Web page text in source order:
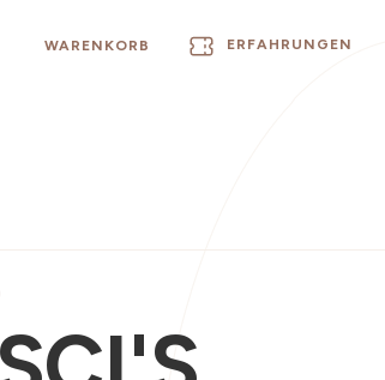
WARENKORB ERFAHRUNGEN